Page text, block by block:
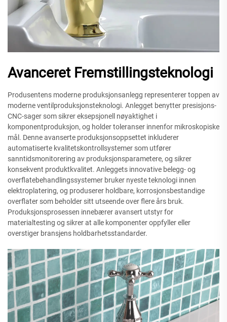
Avanceret Fremstillingsteknologi
Produsentens moderne produksjonsanlegg representerer toppen av
moderne ventilproduksjonsteknologi. Anlegget benytter presisjons-
CNC-sager som sikrer eksepsjonell nøyaktighet i
komponentproduksjon, og holder toleranser innenfor mikroskopiske
mål. Denne avanserte produksjonsoppsettet inkluderer
automatiserte kvalitetskontrollsystemer som utfører
sanntidsmonitorering av produksjonsparametere, og sikrer
konsekvent produktkvalitet. Anleggets innovative belegg- og
overflatebehandlingssystemer bruker nyeste teknologi innen
elektroplatering, og produserer holdbare, korrosjonsbestandige
overflater som beholder sitt utseende over flere års bruk.
Produksjonsprosessen innebærer avansert utstyr for
materialtesting og sikrer at alle komponenter oppfyller eller
overstiger bransjens holdbarhetsstandarder.